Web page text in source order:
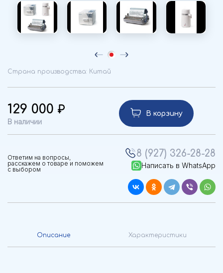
Страна производства: Китай
129 000
В наличии
В корзину
Ответим на вопросы,
расскажем о товаре и поможем
с выбором
8 (927) 326-28-28
Написать в WhatsApp
Описание Характеристики